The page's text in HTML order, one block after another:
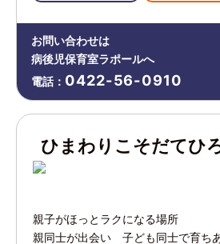
お問い合わせは
病後児保育室ラポールへ
電話： 0422-56-0910
ひまわりこそだてひ
親子がほっとラクになる場所
親同士が出会い 子ども同士で育ち